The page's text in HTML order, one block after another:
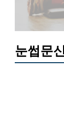
눈썹문